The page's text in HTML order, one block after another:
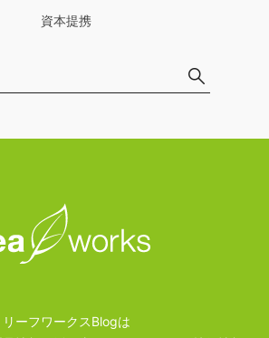
資本提携
リーフワークスBlogは